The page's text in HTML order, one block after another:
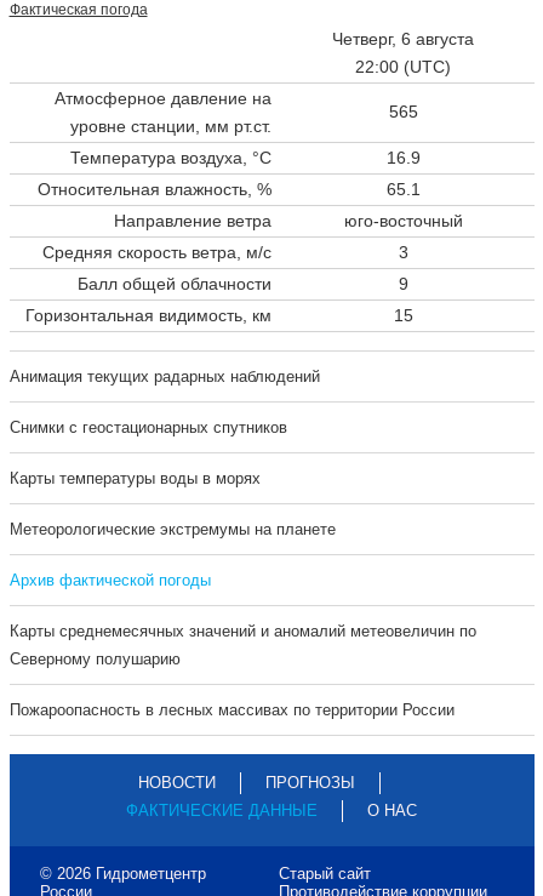
Фактическая погода
Четверг, 6 августа
22:00 (UTC)
Атмосферное давление на
уровне станции, мм рт.ст.
565
Температура воздуха, °C
16.9
Относительная влажность, %
65.1
Направление ветра
юго-восточный
Средняя скорость ветра, м/с
3
Балл общей облачности
9
Горизонтальная видимость, км
15
Анимация текущих радарных наблюдений
Cнимки с геостационарных спутников
Карты температуры воды в морях
Метеорологические экстремумы на планете
Архив фактической погоды
Карты среднемесячных значений и аномалий метеовеличин по
Северному полушарию
Пожароопасность в лесных массивах по территории России
НОВОСТИ
ПРОГНОЗЫ
ФАКТИЧЕСКИЕ ДАННЫЕ
О НАС
© 2026 Гидрометцентр
России
Старый сайт
Противодействие коррупции